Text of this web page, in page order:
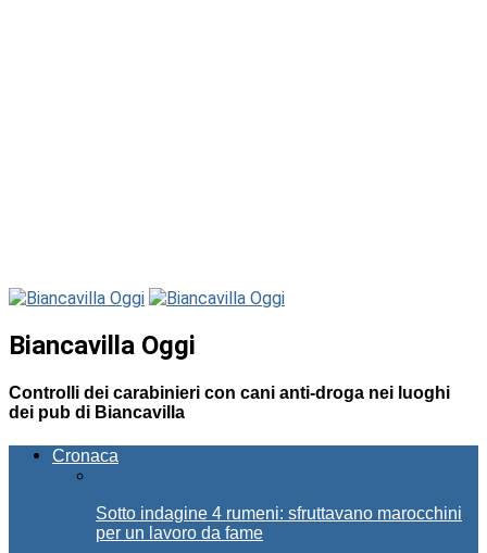
Biancavilla Oggi
Controlli dei carabinieri con cani anti-droga nei luoghi
dei pub di Biancavilla
Cronaca
Sotto indagine 4 rumeni: sfruttavano marocchini
per un lavoro da fame